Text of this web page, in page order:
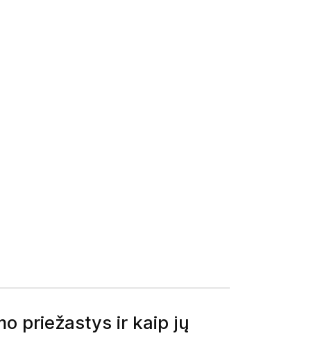
priežastys ir kaip jų